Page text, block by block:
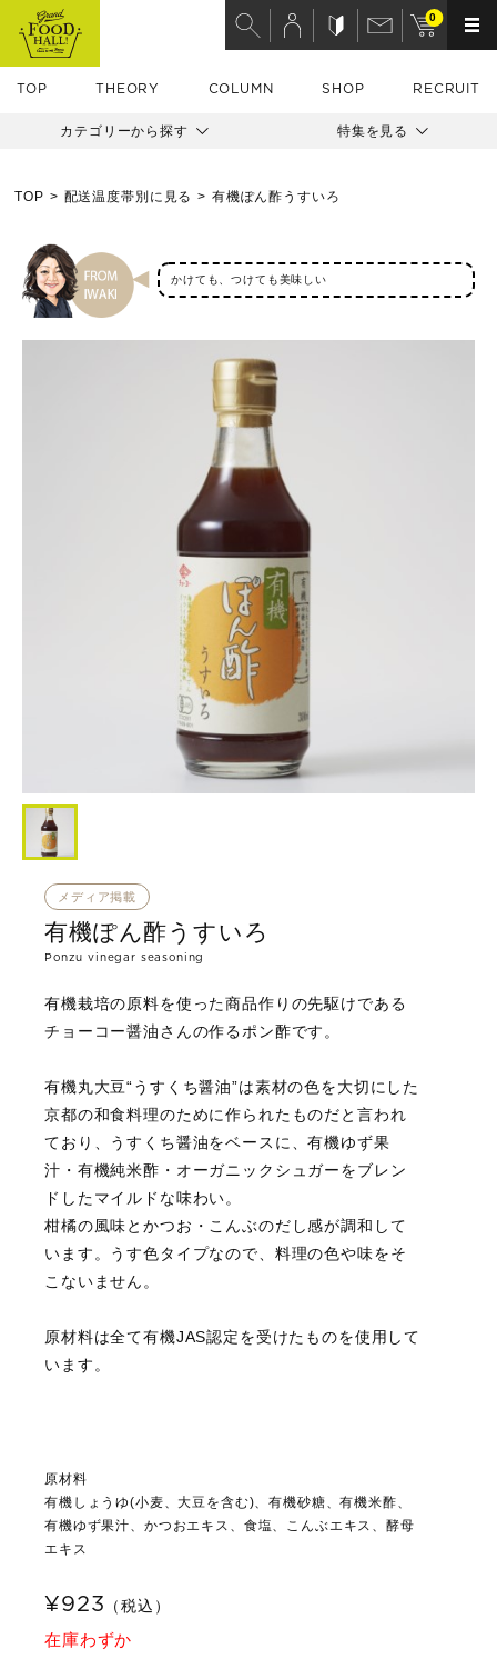
TOP THEORY COLUMN SHOP RECRUIT
0
カテゴリーから探す 特集を見る
TOP 配送温度帯別に見る 有機ぽん酢うすいろ
かけても、つけても美味しい
メディア掲載
有機ぽん酢うすいろ
Ponzu vinegar seasoning
有機栽培の原料を使った商品作りの先駆けである
チョーコー醤油さんの作るポン酢です。
有機丸大豆“うすくち醤油”は素材の色を大切にした
京都の和食料理のために作られたものだと言われ
ており、うすくち醤油をベースに、有機ゆず果
汁・有機純米酢・オーガニックシュガーをブレン
ドしたマイルドな味わい。
柑橘の風味とかつお・こんぶのだし感が調和して
います。うす色タイプなので、料理の色や味をそ
こないません。
原材料は全て有機JAS認定を受けたものを使用して
います。
原材料
有機しょうゆ(小麦、大豆を含む)、有機砂糖、有機米酢、
有機ゆず果汁、かつおエキス、食塩、こんぶエキス、酵母
エキス
¥923 （税込）
在庫わずか